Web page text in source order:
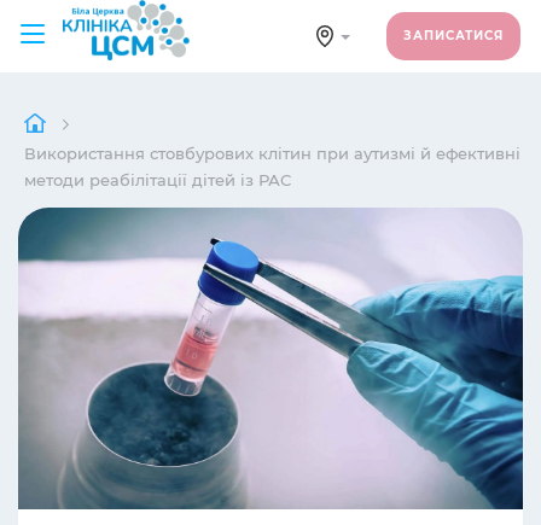
ЗАПИСАТИСЯ
Використання стовбурових клітин при аутизмі й ефективні
методи реабілітації дітей із РАС